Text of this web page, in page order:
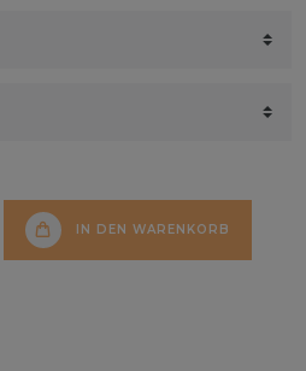
IN DEN WARENKORB